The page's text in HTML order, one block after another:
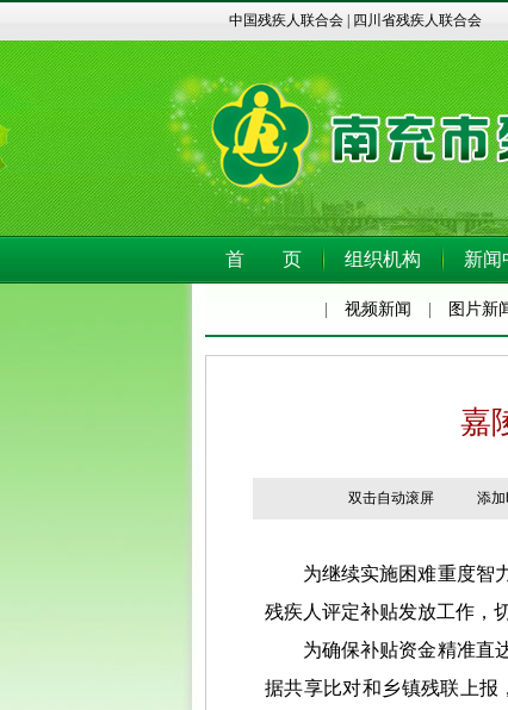
中国残疾人联合会 四川省残疾人联合会
首 页 组织机构 新闻
视频新闻 图片新
嘉
双击自动滚屏 添加
为继续实施困难重度智
残疾人评定补贴发放工作，
为确保补贴资金精准直
据共享比对和乡镇残联上报